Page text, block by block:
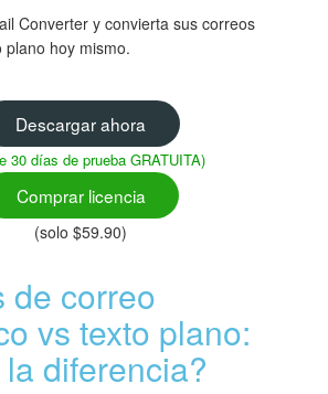
Converter y convierta sus correos
hoy mismo.
Descargar ahora
30 días de prueba GRATUITA)
Comprar licencia
(solo $59.90)
de correo
vs texto plano:
diferencia?